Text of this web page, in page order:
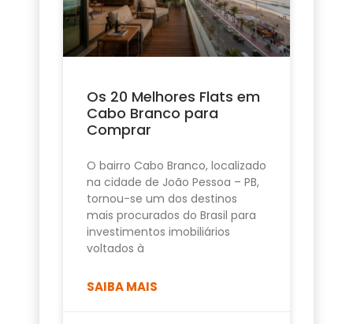
Os 20 Melhores Flats em
Cabo Branco para
Comprar
O bairro Cabo Branco, localizado
na cidade de João Pessoa – PB,
tornou-se um dos destinos
mais procurados do Brasil para
investimentos imobiliários
voltados à
SAIBA MAIS